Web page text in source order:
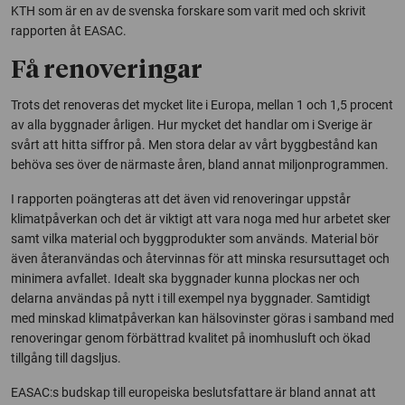
KTH som är en av de svenska forskare som varit med och skrivit
rapporten åt EASAC.
Få renoveringar
Trots det renoveras det mycket lite i Europa, mellan 1 och 1,5 procent
av alla byggnader årligen. Hur mycket det handlar om i Sverige är
svårt att hitta siffror på. Men stora delar av vårt byggbestånd kan
behöva ses över de närmaste åren, bland annat miljonprogrammen.
I rapporten poängteras att det även vid renoveringar uppstår
klimatpåverkan och det är viktigt att vara noga med hur arbetet sker
samt vilka material och byggprodukter som används. Material bör
även återanvändas och återvinnas för att minska resursuttaget och
minimera avfallet. Idealt ska byggnader kunna plockas ner och
delarna användas på nytt i till exempel nya byggnader. Samtidigt
med minskad klimatpåverkan kan hälsovinster göras i samband med
renoveringar genom förbättrad kvalitet på inomhusluft och ökad
tillgång till dagsljus.
EASAC:s budskap till europeiska beslutsfattare är bland annat att